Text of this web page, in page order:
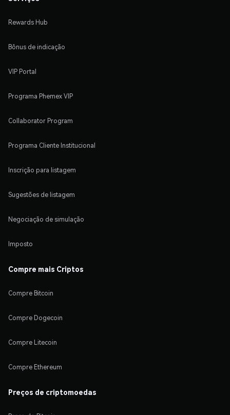
Rewards Hub
Bônus de indicação
VIP Portal
Programa Phemex VIP
Collaborator Program
Programa Cliente Institucional
Inscrição para listagem
Sugestões de listagem
Negociação de simulação
Imposto
Compre mais Criptos
Compre Bitcoin
Compre Dogecoin
Compre Litecoin
Compre Ethereum
Preços de criptomoedas